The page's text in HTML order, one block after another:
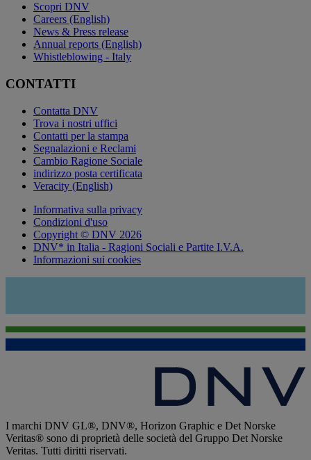
Scopri DNV
Careers (English)
News & Press release
Annual reports (English)
Whistleblowing - Italy
CONTATTI
Contatta DNV
Trova i nostri uffici
Contatti per la stampa
Segnalazioni e Reclami
Cambio Ragione Sociale
indirizzo posta certificata
Veracity (English)
Informativa sulla privacy
Condizioni d'uso
Copyright © DNV 2026
DNV* in Italia - Ragioni Sociali e Partite I.V.A.
Informazioni sui cookies
I marchi DNV GL®, DNV®, Horizon Graphic e Det Norske
Veritas® sono di proprietà delle società del Gruppo Det Norske
Veritas. Tutti diritti riservati.